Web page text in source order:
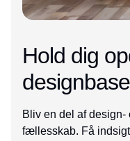
Hold dig
Bliv en del af
fællesskab. Få